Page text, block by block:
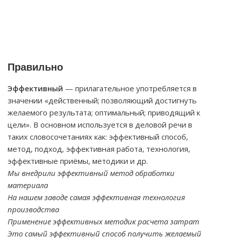
Правильно
Эффективный — прилагательное употребляется в
значении «действенный; позволяющий достигнуть
желаемого результата; оптимальный; приводящий к
цели». В основном используется в деловой речи в
таких словосочетаниях как: эффективный способ,
метод, подход, эффективная работа, технология,
эффективные приёмы, методики и др.
Мы внедрили эффективный метод обработки
материала
На нашем заводе самая эффективная технология
производства
Применение эффективных методик расчета затрат
Это самый эффективный способ получить желаемый